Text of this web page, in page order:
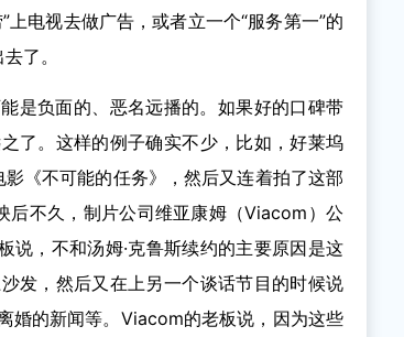
电视去做广告，或者立一个“服务第一”的
了。
是负面的、恶名远播的。如果好的口碑带
了。这样的例子确实不少，比如，好莱坞
《不可能的任务》，然后又连着拍了这部
后不久，制片公司维亚康姆（Viacom）公
说，不和汤姆·克鲁斯续约的主要原因是这
发，然后又在上另一个谈话节目的时候说
婚的新闻等。Viacom的老板说，因为这些